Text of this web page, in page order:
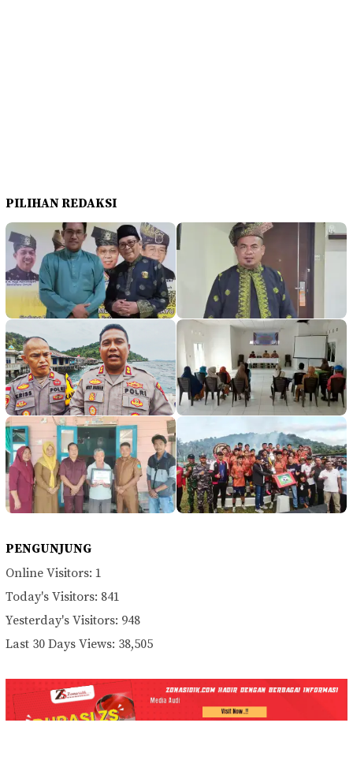
PILIHAN REDAKSI
PENGUNJUNG
Online Visitors: 1
Today's Visitors: 841
Yesterday's Visitors: 948
Last 30 Days Views: 38,505